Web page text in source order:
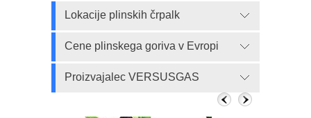
Lokacije plinskih črpalk
Cene plinskega goriva v Evropi
Proizvajalec VERSUSGAS